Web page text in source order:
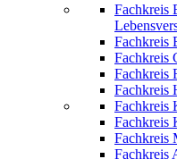
Fachkreis
Fachkreis
Fachkreis
Fachkreis
Fachkreis
Fachkreis
Fachkreis
Fachkreis
Fachkreis